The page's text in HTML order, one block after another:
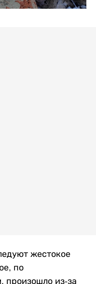
жестокое
по
произошло из-за